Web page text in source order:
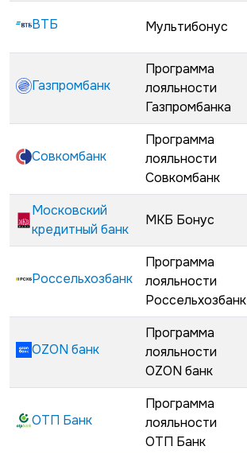
ВТБ Мультибонус
Газпромбанк
Программа
лояльности
Газпромбанка
Совкомбанк
Программа
лояльности
Совкомбанк
Московский
кредитный банк
МКБ Бонус
Россельхозбанк
Программа
лояльности
Россельхозбанк
OZON банк
Программа
лояльности
OZON банк
ОТП Банк
Программа
лояльности
ОТП Банк